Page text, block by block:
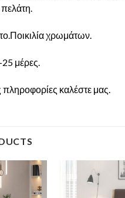
χρωμάτων.
μέρες.
πληροφορίες καλέστε μας.